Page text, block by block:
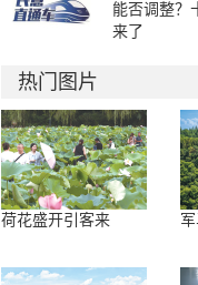
能否调整？
来了
热门图片
荷花盛开引客来